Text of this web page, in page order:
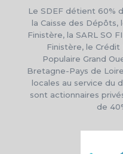
Le SDEF détient 60%
la Caisse des
Finistère, la SARL SO
Finistère, le
Populaire Grand
Bretagne-Pays de
locales au service du
sont actionnaires
de